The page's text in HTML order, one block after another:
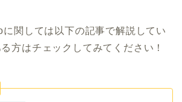
関しては以下の記事で解説してい
方はチェックしてみてください！